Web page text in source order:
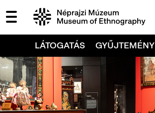
LÁTOGATÁS GYŰJTEMÉNY